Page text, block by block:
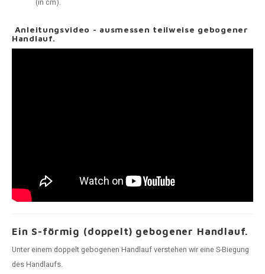
Anleitungsvideo - ausmessen teilweise gebogener
Handlauf.
Ein S-förmig (doppelt) gebogener Handlauf.
Unter einem doppelt gebogenen Handlauf verstehen wir eine S-Biegung
des Handlaufs.